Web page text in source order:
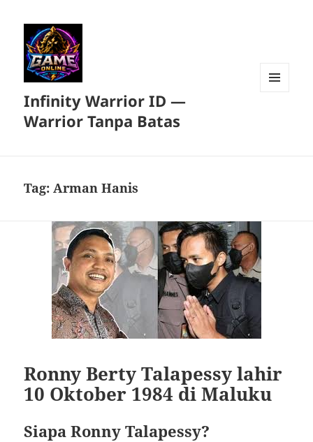
Infinity Warrior ID —
Warrior Tanpa Batas
Tag:Arman Hanis
Ronny Berty Talapessy lahir
10 Oktober 1984 di Maluku
Siapa Ronny Talapessy?